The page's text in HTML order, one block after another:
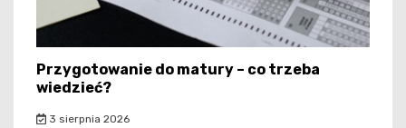
Przygotowanie do matury – co trzeba
wiedzieć?
3 sierpnia 2026